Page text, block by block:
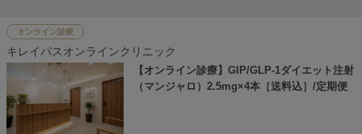
オンライン診療
キレイパスオンラインクリニック
【オンライン診療】GIP/GLP-1ダイエット注射
（マンジャロ）2.5mg×4本［送料込］/定期便